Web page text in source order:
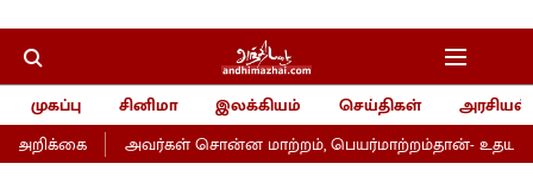
முகப்பு சினிமா இலக்கியம் செய்திகள்
அரசியல்
அவர்கள் சொன்ன மாற்றம், பெயர்மாற்றம்தான்- உதயநிதி